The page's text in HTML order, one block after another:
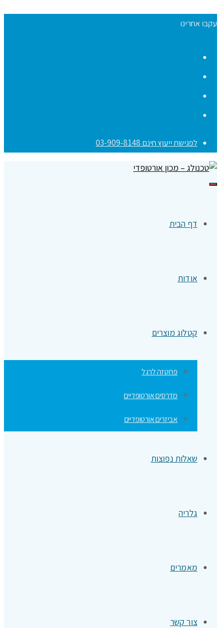
עקבו אחרינו
לפגישת ייעוץ חינם 03-909-8148
תפריט
דף הבית
אודות
קטלוג מוצרים
פרוטזה לרגל
מדרסים אורטופדיים
אביזרים אורטופדיים
שאלות נפוצות
גלריה
מאמרים
צור קשר